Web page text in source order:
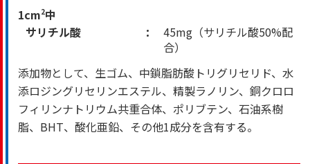
1cm2中
サリチル酸
45mg（サリチル酸50%配
合）
添加物として、生ゴム、中鎖脂肪酸トリグリセリド、水
添ロジングリセリンエステル、精製ラノリン、銅クロロ
フィリンナトリウム共重合体、ポリブテン、石油系樹
脂、BHT、酸化亜鉛、その他1成分を含有する。